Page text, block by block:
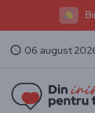
06 august